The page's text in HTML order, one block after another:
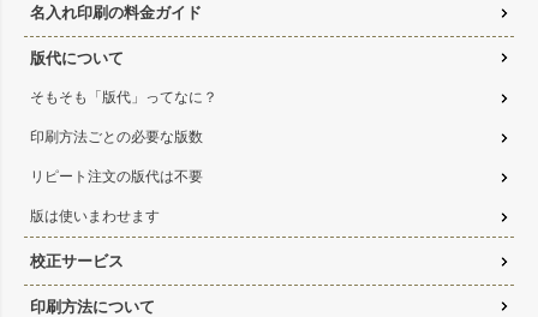
名入れ印刷の料金ガイド
版代について
そもそも「版代」ってなに？
印刷方法ごとの必要な版数
リピート注文の版代は不要
版は使いまわせます
校正サービス
印刷方法について